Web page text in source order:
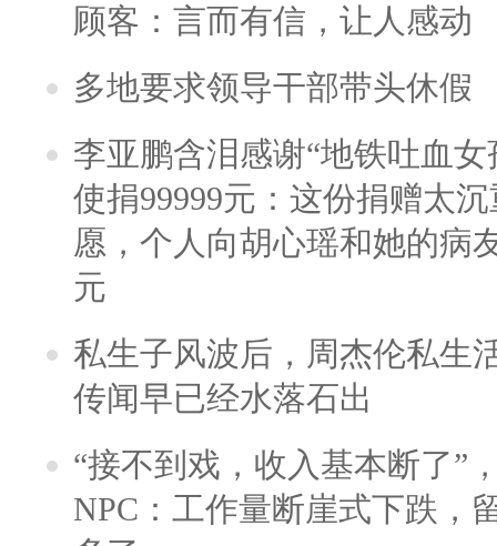
顾客：言而有信，让人感动
多地要求领导干部带头休假
李亚鹏含泪感谢“地铁吐血
使捐99999元：这份捐赠太
愿，个人向胡心瑶和她的病
元
私生子风波后，周杰伦私生
传闻早已经水落石出
“接不到戏，收入基本断了”
NPC：工作量断崖式下跌，